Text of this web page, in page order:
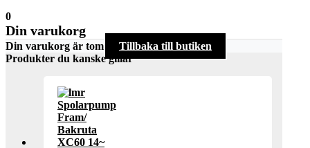
0
Din varukorg
Din varukorg är tom
Tillbaka till butiken
Produkter du kanske gillar